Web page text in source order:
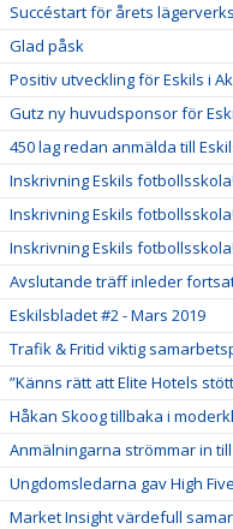
Succéstart för årets
Glad påsk
Positiv utveckling för Eskils i
Gutz ny huvudsponsor för
450 lag redan anmälda till
Inskrivning Eskils fotbollsskola!
Inskrivning Eskils fotbollsskola!
Inskrivning Eskils fotbollsskola!
Avslutande träff inleder
Eskilsbladet #2 - Mars 2019
Trafik & Fritid viktig
”Känns rätt att Elite Hotels
Håkan Skoog tillbaka i
Anmälningarna strömmar in
Ungdomsledarna gav High
Market Insight värdefull